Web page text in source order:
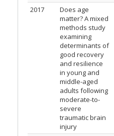
2017
Does age
matter? A mixed
methods study
examining
determinants of
good recovery
and resilience
in young and
middle-aged
adults following
moderate-to-
severe
traumatic brain
injury